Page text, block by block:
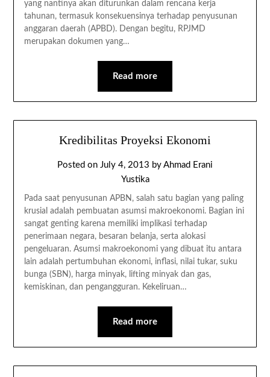
yang nantinya akan diturunkan dalam rencana kerja
tahunan, termasuk konsekuensinya terhadap penyusunan
anggaran daerah (APBD). Dengan begitu, RPJMD
merupakan dokumen yang…
Read more
Kredibilitas Proyeksi Ekonomi
Posted on July 4, 2013 by Ahmad Erani
Yustika
Pada saat penyusunan APBN, salah satu bagian yang paling
krusial adalah pembuatan asumsi makroekonomi. Bagian ini
sangat genting karena memiliki implikasi terhadap
penerimaan negara, besaran belanja, serta alokasi
pengeluaran. Asumsi makroekonomi yang dibuat itu antara
lain adalah pertumbuhan ekonomi, inflasi, nilai tukar, suku
bunga (SBN), harga minyak, lifting minyak dan gas,
kemiskinan, dan pengangguran. Kekeliruan…
Read more